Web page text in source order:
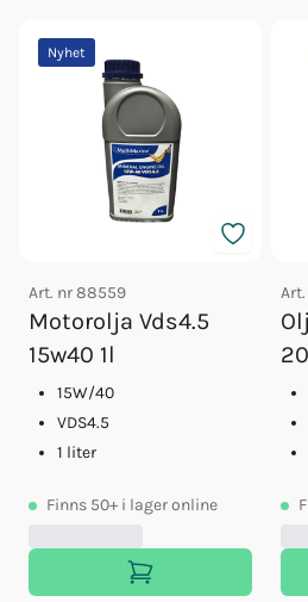
Nyhet
Art. nr88559
Motorolja Vds4.5
15w40 1l
15W/40
VDS4.5
1 liter
Finns 50+ i lager online